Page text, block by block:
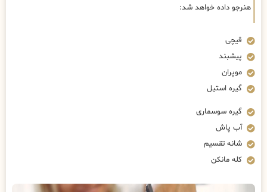
هنرجو داده خواهد شد:
قیچی
پیشبند
موپران
گیره استیل
گیره سوسماری
آب پاش
شانه تقسیم
کله مانکن